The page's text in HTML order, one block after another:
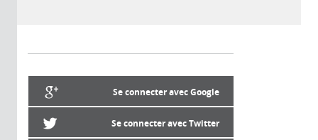
Se connecter avec Google
Se connecter avec Twitter